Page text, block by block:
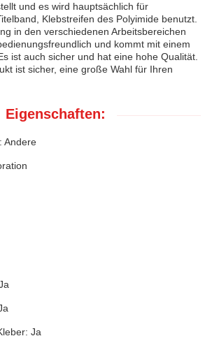
und es wird hauptsächlich für
Klebstreifen des Polyimide benutzt.
in den verschiedenen Arbeitsbereichen
und kommt mit einem
ist auch sicher und hat eine hohe Qualität.
ist sicher, eine große Wahl für Ihren
Eigenschaften:
Andere
Ja